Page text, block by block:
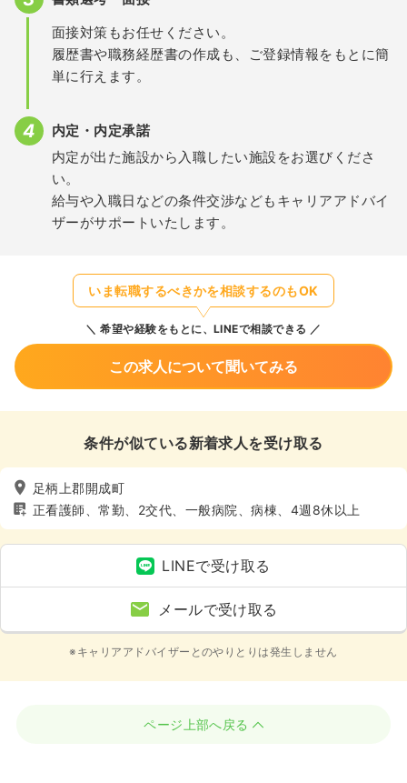
面接対策もお任せください。
履歴書や職務経歴書の作成も、ご登録情報をもとに簡
単に行えます。
内定・内定承諾
内定が出た施設から入職したい施設をお選びくださ
い。
給与や入職日などの条件交渉などもキャリアアドバイ
ザーがサポートいたします。
いま転職するべきかを相談するのもOK
希望や経験をもとに、LINEで相談できる
この求人について聞いてみる
条件が似ている新着求人を受け取る
足柄上郡開成町
正看護師、常勤、2交代、一般病院、病棟、4週8休以上
LINEで受け取る
メールで受け取る
※キャリアアドバイザーとのやりとりは発生しません
ページ上部へ戻る